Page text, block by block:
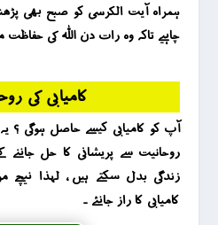
ہمراہ آیت الکرسی کو صبح بھی
چاہیے تاکہ وہ رات دن اللہ کی حفاظت
کامیابی کی
آپ کو کامیابی کیسے حاصل ہوگی ؟
زندگی بدل سکتے ہیں ، لہذا نیچے
کامیابی کا راز جانئے ۔